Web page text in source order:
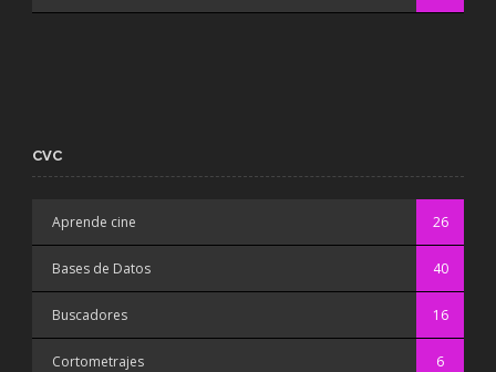
CVC
Aprende cine 26
Bases de Datos 40
Buscadores 16
Cortometrajes 6